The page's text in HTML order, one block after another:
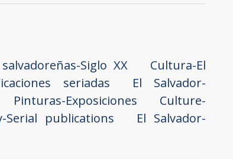
Siglo XX
Cultura-El
seriadas
El Salvador-
Pinturas-Exposiciones
Culture-
publications
El Salvador-